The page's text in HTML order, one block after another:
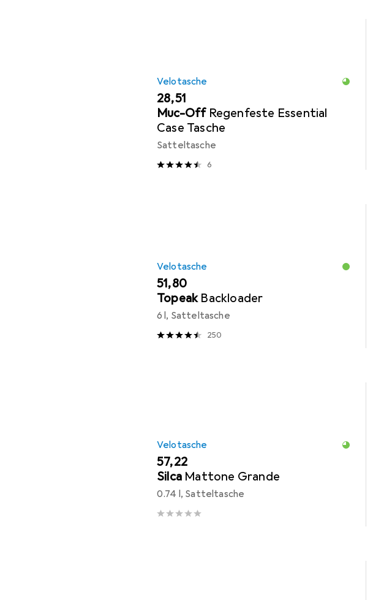
Velotasche
EUR
28,51
Muc-Off Regenfeste Essential
Case Tasche
Satteltasche
6
Velotasche
EUR
51,80
Topeak Backloader
6 l, Satteltasche
250
Velotasche
EUR
57,22
Silca Mattone Grande
0.74 l, Satteltasche